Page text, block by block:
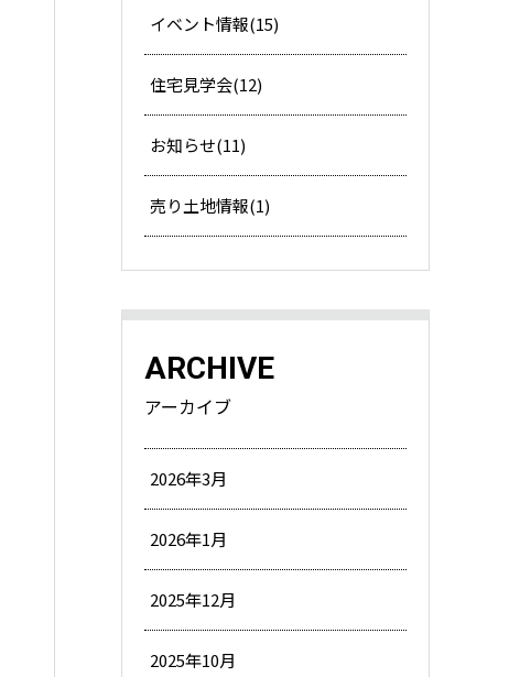
イベント情報(15)
住宅見学会(12)
お知らせ(11)
売り土地情報(1)
ARCHIVE
アーカイブ
2026年3月
2026年1月
2025年12月
2025年10月